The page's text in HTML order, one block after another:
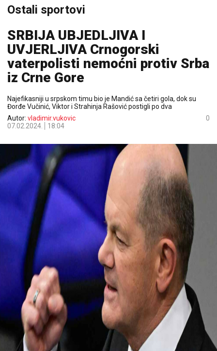
Ostali sportovi
SRBIJA UBJEDLJIVA I
UVJERLJIVA Crnogorski
vaterpolisti nemoćni protiv Srba
iz Crne Gore
Najefikasniji u srpskom timu bio je Mandić sa četiri gola, dok su
Đorđe Vučinić, Viktor i Strahinja Rašović postigli po dva
Autor: vladimir.vukovic
07.02.2024.
18:04
0